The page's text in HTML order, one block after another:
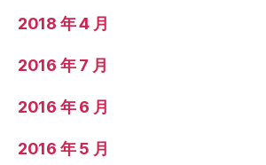
2018 年 4 月
2016 年 7 月
2016 年 6 月
2016 年 5 月